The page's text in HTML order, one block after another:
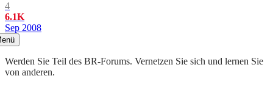
4
6.1K
Sep 2008
Werden Sie Teil des BR-Forums. Vernetzen Sie sich und lernen Sie
von anderen.